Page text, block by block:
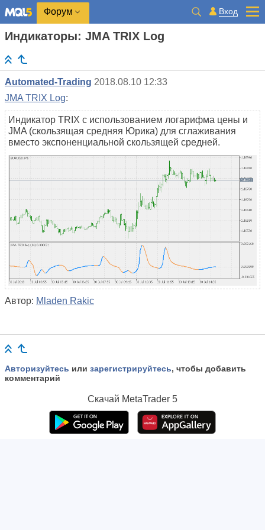
Форум Вход
Индикаторы: JMA TRIX Log
Automated-Trading 2018.08.10 12:33
JMA TRIX Log:
Индикатор TRIX с использованием логарифма цены и
JMA (скользящая средняя Юрика) для сглаживания
вместо экспоненциальной скользящей средней.
Автор: Mladen Rakic
Авторизуйтесь или зарегистрируйтесь, чтобы добавить
комментарий
Скачай MetaTrader 5